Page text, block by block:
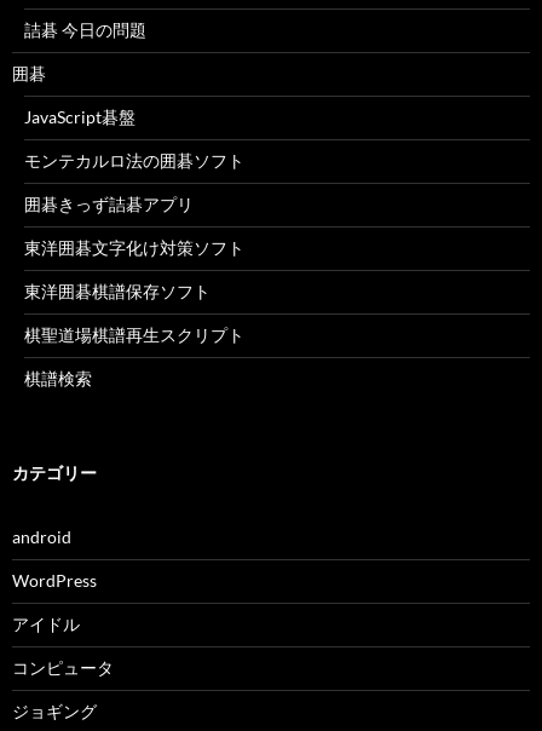
詰碁 今日の問題
囲碁
JavaScript碁盤
モンテカルロ法の囲碁ソフト
囲碁きっず詰碁アプリ
東洋囲碁文字化け対策ソフト
東洋囲碁棋譜保存ソフト
棋聖道場棋譜再生スクリプト
棋譜検索
カテゴリー
android
WordPress
アイドル
コンピュータ
ジョギング